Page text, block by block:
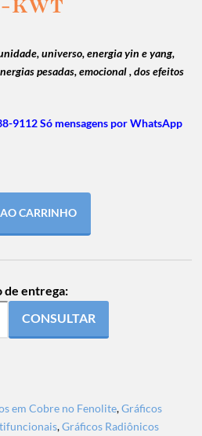
KWT
universo, energia yin e yang,
pesadas, emocional , dos efeitos
9112 Só mensagens por WhatsApp
CARRINHO
de entrega:
CONSULTAR
em Cobre no Fenolite,Gráficos
,Gráficos Radiônicos